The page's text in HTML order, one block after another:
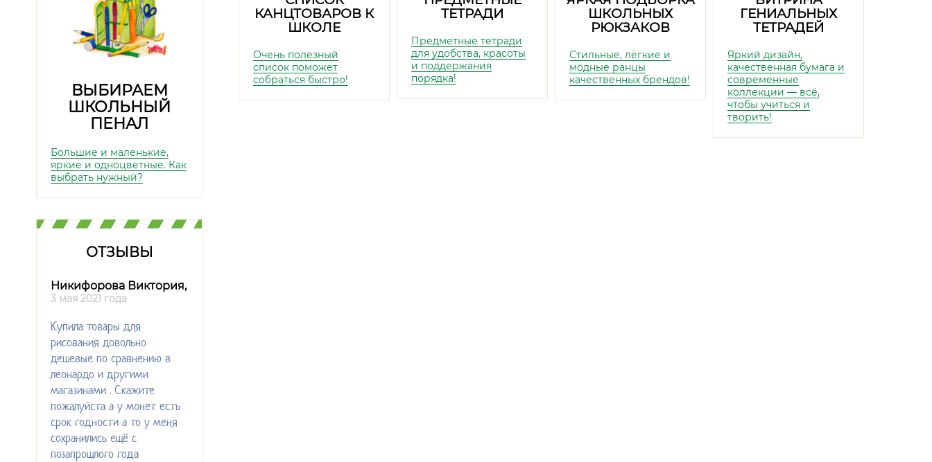
ВЫБИРАЕМ
ШКОЛЬНЫЙ
ПЕНАЛ
Большие и маленькие,
яркие и одноцветные. Как
выбрать нужный?
ОТЗЫВЫ
Никифорова Виктория,
3 мая 2021 года
Купила товары для
рисования довольно
дешевые по сравнению в
леонардо и другими
магазинами . Скажите
пожалуйста а у монет есть
срок годности а то у меня
сохранились ещё с
позапрошлого года
КАНЦТОВАРОВ К
ШКОЛЕ
Очень полезный
список поможет
собраться быстро!
ТЕТРАДИ
Предметные тетради
для удобства, красоты
и поддержания
порядка!
ШКОЛЬНЫХ
РЮКЗАКОВ
Стильные, лёгкие и
модные ранцы
качественных брендов!
ГЕНИАЛЬНЫХ
ТЕТРАДЕЙ
Яркий дизайн,
качественная бумага и
современные
коллекции — всё,
чтобы учиться и
творить!